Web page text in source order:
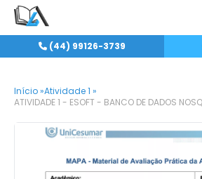
(44) 99126-3739
Início »Atividade 1 »
ATIVIDADE 1 - ESOFT - BANCO DE DADOS